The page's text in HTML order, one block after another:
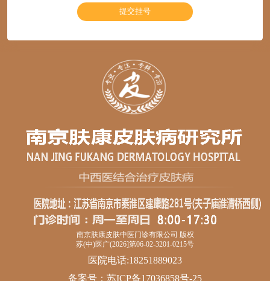
南京肤康皮肤中医门诊有限公司 版权
苏(中)医广(2026]第06-02-3201-0215号
医院电话:18251889023
备案号： 苏ICP备17036858号-25